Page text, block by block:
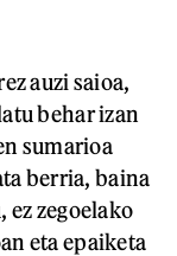
auzi saioa,
behar izan
sumarioa
berria, baina
ez zegoelako
eta epaiketa